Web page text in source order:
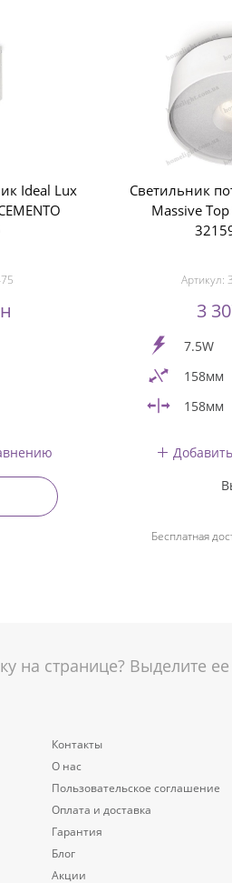
Ideal Lux
Светильник
Massive
Артикул:
3
7.5W
158мм
158мм
Бесплатная
на странице? Выделите
Контакты
О нас
Пользовательское соглашение
Оплата и доставка
Гарантия
Блог
Акции